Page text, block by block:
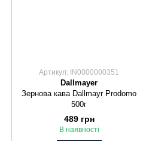
Артикул: IN0000000351
Dallmayer
Зернова кава Dallmayr Prodomo
500г
489 грн
В наявності